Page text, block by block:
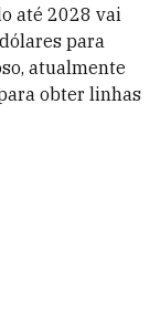
até 2028 vai
para
atualmente
obter linhas